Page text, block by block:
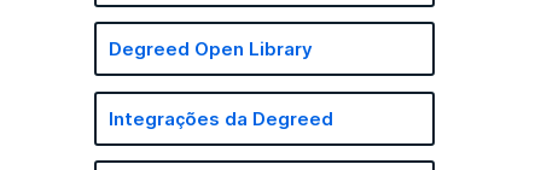
Degreed Open Library
Integrações da Degreed